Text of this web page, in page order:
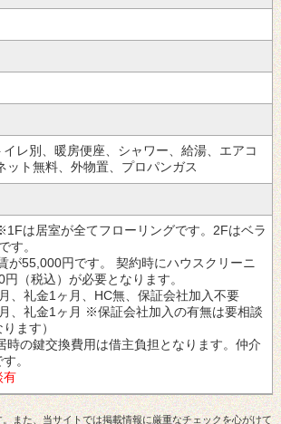
レ別、暖房便座、シャワー、給湯、エアコ
ット無料、外物置、プロパンガス
は居室が全てフローリングです。2Fはベラ
す。
が55,000円です。 契約時にハウスクリーニ
（税込）が必要となります。
、礼金1ヶ月、HC無、保証会社加入不要
、礼金1ヶ月 ※保証会社加入の有無は要相談
ます）
時の鍵交換費用は借主負担となります。 仲介
。
有
また、当サイトでは掲載情報に厳重なチェックを心がけて